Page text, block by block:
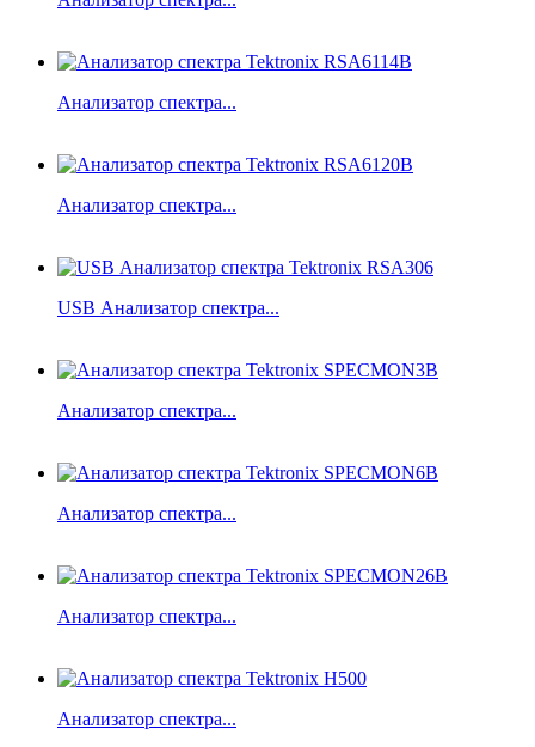
Анализатор спектра...
Анализатор спектра...
USB Анализатор спектра...
Анализатор спектра...
Анализатор спектра...
Анализатор спектра...
Анализатор спектра...